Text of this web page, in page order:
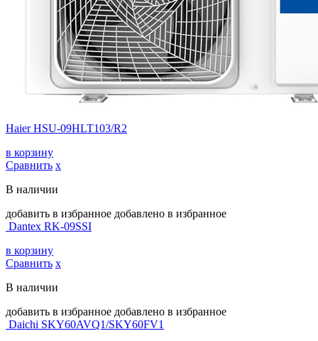
Haier HSU-09HLT103/R2
в корзину
Сравнить х
В наличии
добавить в избранное добавлено в избранное
Dantex RK-09SSI
в корзину
Сравнить х
В наличии
добавить в избранное добавлено в избранное
Daichi SKY60AVQ1/SKY60FV1